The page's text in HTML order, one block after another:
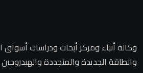
وكالة أنباء ومركز أبحاث ودراسات أسواق
والطاقة الجديدة والمتجددة والهيدروجين